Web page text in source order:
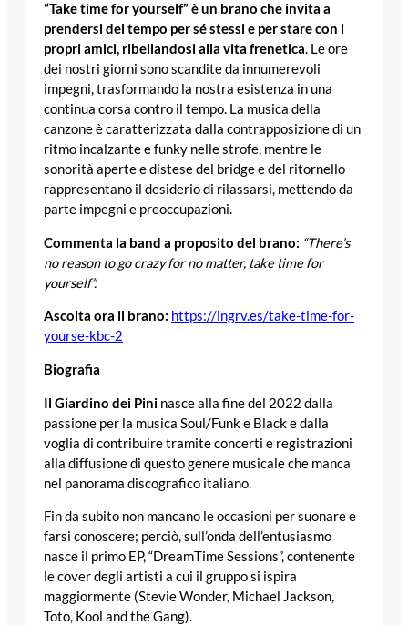
“Take time for yourself” è un brano che invita a
prendersi del tempo per sé stessi e per stare con i
propri amici, ribellandosi alla vita frenetica. Le ore
dei nostri giorni sono scandite da innumerevoli
impegni, trasformando la nostra esistenza in una
continua corsa contro il tempo. La musica della
canzone è caratterizzata dalla contrapposizione di un
ritmo incalzante e funky nelle strofe, mentre le
sonorità aperte e distese del bridge e del ritornello
rappresentano il desiderio di rilassarsi, mettendo da
parte impegni e preoccupazioni.
Commenta la band a proposito del brano: “There’s
no reason to go crazy for no matter, take time for
yourself”.
Ascolta ora il brano: https://ingrv.es/take-time-for-
yourse-kbc-2
Biografia
Il Giardino dei Pini nasce alla fine del 2022 dalla
passione per la musica Soul/Funk e Black e dalla
voglia di contribuire tramite concerti e registrazioni
alla diffusione di questo genere musicale che manca
nel panorama discografico italiano.
Fin da subito non mancano le occasioni per suonare e
farsi conoscere; perciò, sull’onda dell’entusiasmo
nasce il primo EP, “DreamTime Sessions”, contenente
le cover degli artisti a cui il gruppo si ispira
maggiormente (Stevie Wonder, Michael Jackson,
Toto, Kool and the Gang).